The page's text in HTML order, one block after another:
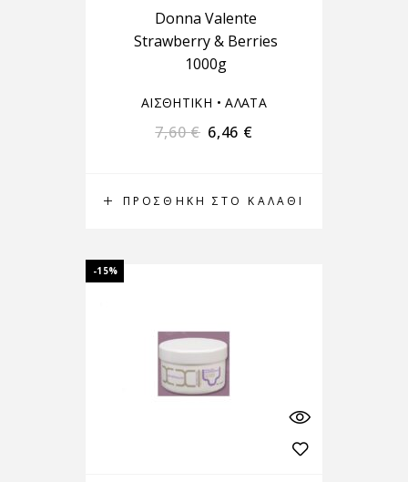
ΠΡΟΣΘΉΚΗ ΣΤΟ ΚΑΛΆΘΙ
Donna Valente
Strawberry & Berries
1000g
ΑΙΣΘΗΤΙΚΗ •ΑΛΑΤΑ
7,60€ 6,46 €
-15%